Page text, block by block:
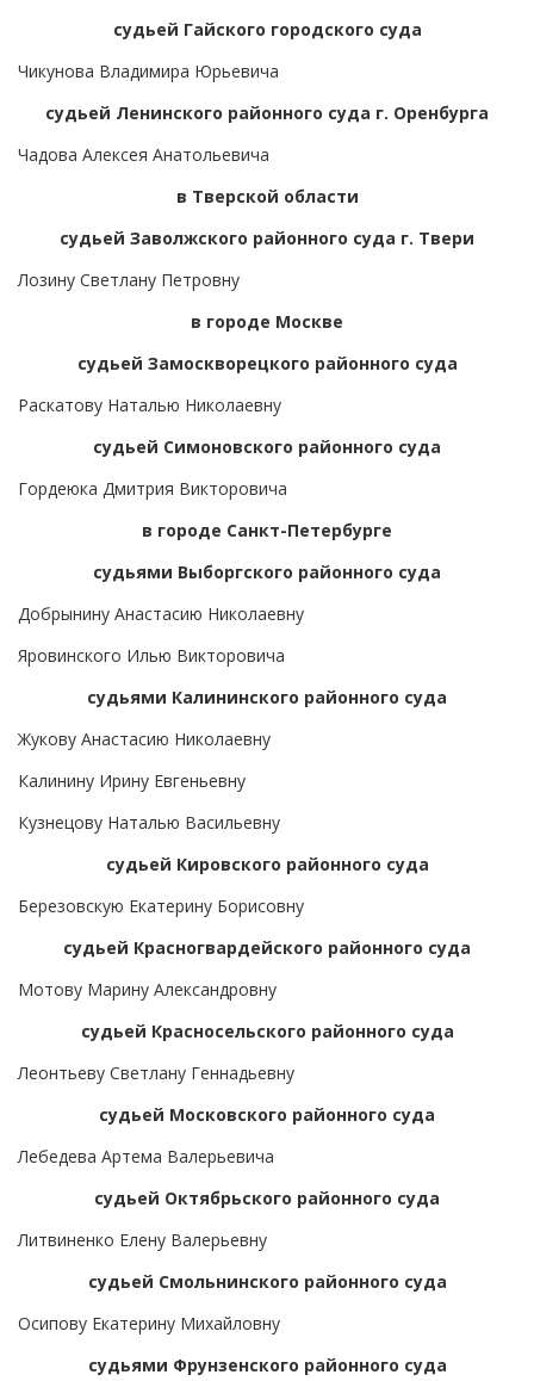
судьей Гайского городского суда
Чикунова Владимира Юрьевича
судьей Ленинского районного суда г. Оренбурга
Чадова Алексея Анатольевича
в Тверской области
судьей Заволжского районного суда г. Твери
Лозину Светлану Петровну
в городе Москве
судьей Замоскворецкого районного суда
Раскатову Наталью Николаевну
судьей Симоновского районного суда
Гордеюка Дмитрия Викторовича
в городе Санкт-Петербурге
судьями Выборгского районного суда
Добрынину Анастасию Николаевну
Яровинского Илью Викторовича
судьями Калининского районного суда
Жукову Анастасию Николаевну
Калинину Ирину Евгеньевну
Кузнецову Наталью Васильевну
судьей Кировского районного суда
Березовскую Екатерину Борисовну
судьей Красногвардейского районного суда
Мотову Марину Александровну
судьей Красносельского районного суда
Леонтьеву Светлану Геннадьевну
судьей Московского районного суда
Лебедева Артема Валерьевича
судьей Октябрьского районного суда
Литвиненко Елену Валерьевну
судьей Смольнинского районного суда
Осипову Екатерину Михайловну
судьями Фрунзенского районного суда